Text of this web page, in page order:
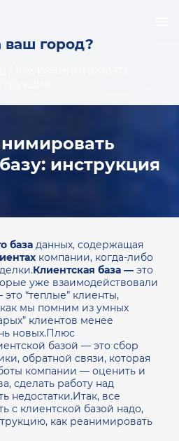
ваш город?
инструкция
база данных, содержащая
компании, когда-либо
Клиентская база — это
уже взаимодействовали
“теплые” клиенты,
мы помним из умных
клиентов менее
новых.Плюс
базой — это сбор
обратной связи, которая
компании — оценить и
сделать работу над
недостатки.Итак, все
с клиентской базой надо,
как реанимировать